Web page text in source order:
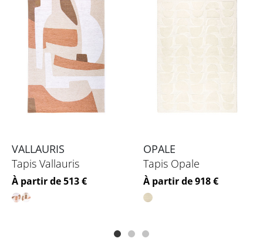
VALLAURIS
Tapis Vallauris
Prix
À partir de 513 €
OPALE
Tapis Opale
Prix
À partir de 918 €